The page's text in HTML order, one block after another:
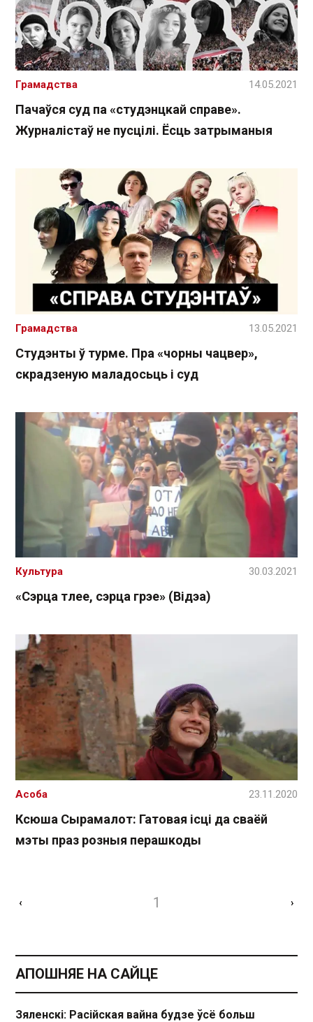
Пачаўся суд па «студэнцкай справе».
Журналістаў не пусцілі. Ёсць затрыманыя
Грамадства 14.05.2021
Студэнты ў турме. Пра «чорны чацвер»,
скрадзеную маладосьць і суд
Грамадства 13.05.2021
«Сэрца тлее, сэрца грэе» (Відэа)
Культура 30.03.2021
Ксюша Сырамалот: Гатовая ісці да сваёй
мэты праз розныя перашкоды
Асоба 23.11.2020
‹ 1 ›
АПОШНЯЕ НА САЙЦЕ
Зяленскі: Расійская вайна будзе ўсё больш